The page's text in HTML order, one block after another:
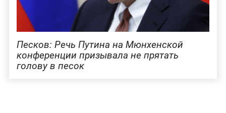
Песков: Речь Путина на Мюнхенской
конференции призывала не прятать
голову в песок